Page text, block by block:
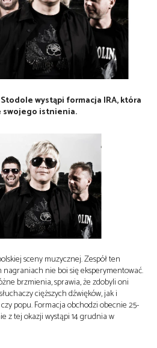
wystąpi formacja IRA, która
swojego istnienia.
sceny muzycznej. Zespół ten
nagraniach nie boi się eksperymentować.
brzmienia, sprawia, że zdobyli oni
cięższych dźwięków, jak i
popu. Formacja obchodzi obecnie 25-
z tej okazji wystąpi 14 grudnia w